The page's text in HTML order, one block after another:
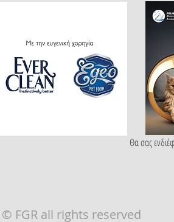
Θα σας
© FGR all rights reserved